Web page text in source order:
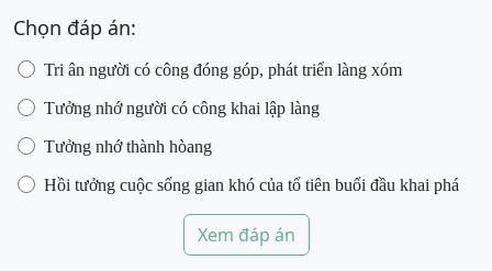
Chọn đáp án:
Tri ân người có công đóng góp, phát triển làng xóm
Tưởng nhớ người có công khai lập làng
Tưởng nhớthành hòang
Hồi tưởng cuộc sống gian khó của tổ tiên buổi đầu khai phá
Xem đáp án